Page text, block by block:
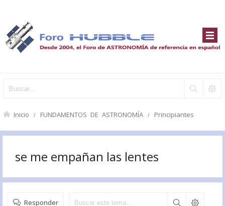
Inicio FUNDAMENTOS DE ASTRONOMÍA Principiantes
se me empañan las lentes
Responder